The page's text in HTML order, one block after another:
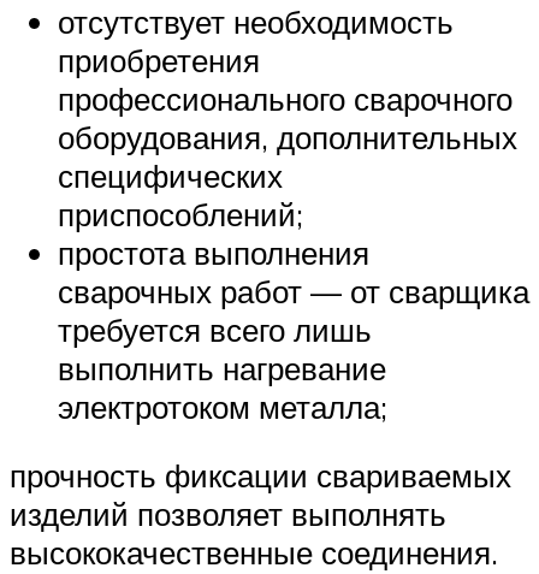
отсутствует необходимость
приобретения
профессионального сварочного
оборудования, дополнительных
специфических
приспособлений;
простота выполнения
сварочных работ — от сварщика
требуется всего лишь
выполнить нагревание
электротоком металла;
прочность фиксации свариваемых
изделий позволяет выполнять
высококачественные соединения.